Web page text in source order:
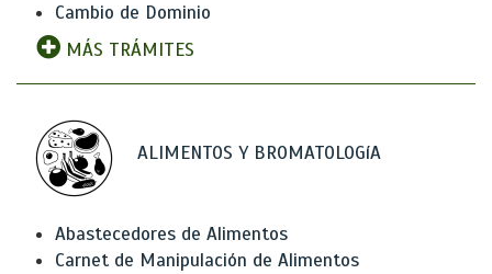
Cambio de Dominio
MÁS TRÁMITES
ALIMENTOS Y BROMATOLOGíA
Abastecedores de Alimentos
Carnet de Manipulación de Alimentos